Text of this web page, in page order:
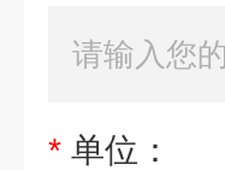
* 单位：